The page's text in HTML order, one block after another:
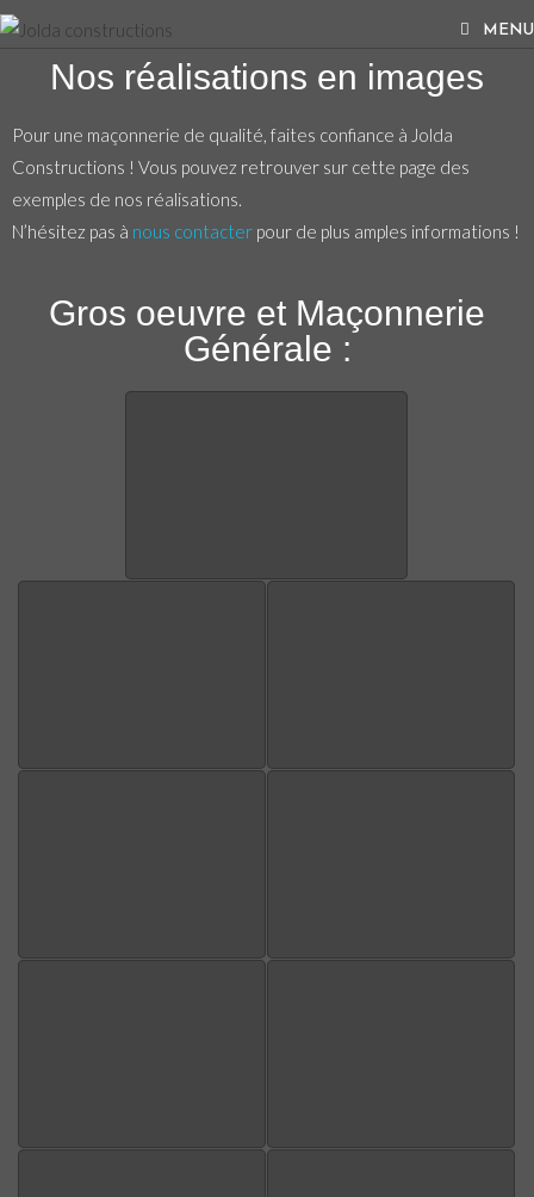
MENU
Nos réalisations en images
Pour une maçonnerie de qualité, faites confiance à Jolda
Constructions ! Vous pouvez retrouver sur cette page des
exemples de nos réalisations.
N’hésitez pas à nous contacter pour de plus amples informations !
Gros oeuvre et Maçonnerie
Générale :